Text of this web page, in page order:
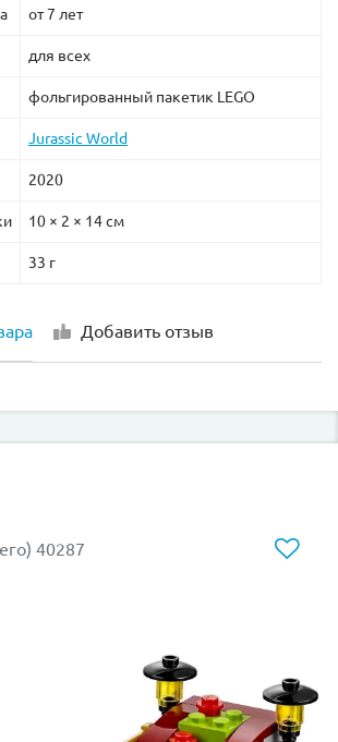
от 7 лет
для всех
фольгированный пакетик LEGO
Jurassic World
2020
10 × 2 × 14 см
33 г
Добавить отзыв
40287